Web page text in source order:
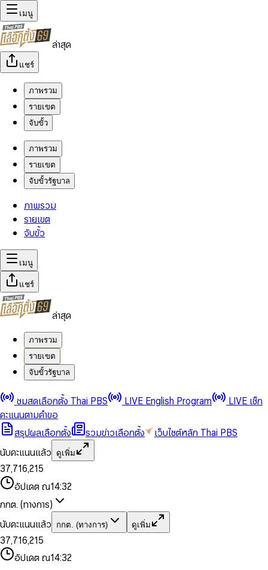
เมนู
ล่าสุด
แชร์
ภาพรวม
รายเขต
จับขั้ว
ภาพรวม
รายเขต
จับขั้วรัฐบาล
ภาพรวม
รายเขต
จับขั้ว
เมนู
แชร์
ล่าสุด
ภาพรวม
รายเขต
จับขั้วรัฐบาล
ชมสดเลือกตั้ง Thai PBS LIVE English Program
LIVE เช็ก
คะแนนตามคำขอ
สรุปผลเลือกตั้ง
รวมข่าวเลือกตั้ง
เว็บไซต์หลัก Thai PBS
นับคะแนนแล้ว
ดูเพิ่ม
0
1
2
3
4
5
6
8
9
0
1
2
3
4
5
6
7
8
9
,
0
1
2
4
6
7
8
9
0
1
2
3
4
5
6
7
8
9
0
1
3
5
6
7
8
9
,
1
2
4
5
7
8
9
0
1
3
4
6
7
8
9
0
2
3
4
5
7
8
อัปเดต ณ14:32
กกต. (ทางการ)
นับคะแนนแล้ว
กกต. (ทางการ) ดูเพิ่ม
0
1
2
3
4
5
0
1
2
4
5
6
7
8
9
,
0
1
2
4
6
7
8
9
0
1
2
3
0
1
3
5
6
7
8
,
1
2
4
0
1
3
0
2
3
4
5
7
อัปเดต ณ14:32